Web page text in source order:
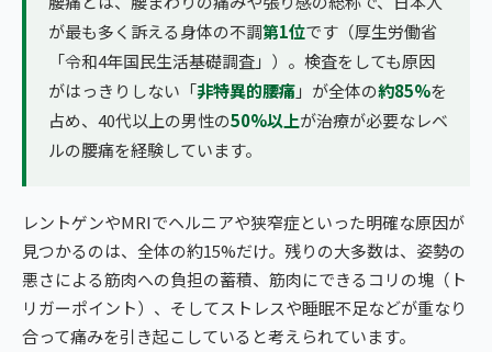
が最も多く訴える身体の不調第1位です（厚生労働省
「令和4年国民生活基礎調査」）。検査をしても原因
がはっきりしない「非特異的腰痛」が全体の約85%を
占め、40代以上の男性の50%以上が治療が必要なレベ
ルの腰痛を経験しています。
レントゲンやMRIでヘルニアや狭窄症といった明確な原因が
見つかるのは、全体の約15%だけ。残りの大多数は、姿勢の
悪さによる筋肉への負担の蓄積、筋肉にできるコリの塊（ト
リガーポイント）、そしてストレスや睡眠不足などが重なり
合って痛みを引き起こしていると考えられています。